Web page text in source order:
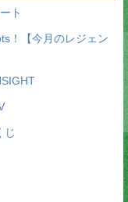
ト
！【今月のレジェン
じ